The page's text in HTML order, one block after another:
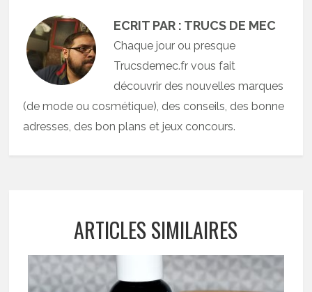
ECRIT PAR : TRUCS DE MEC
Chaque jour ou presque
Trucsdemec.fr vous fait
découvrir des nouvelles marques
(de mode ou cosmétique), des conseils, des bonne
adresses, des bon plans et jeux concours.
ARTICLES SIMILAIRES